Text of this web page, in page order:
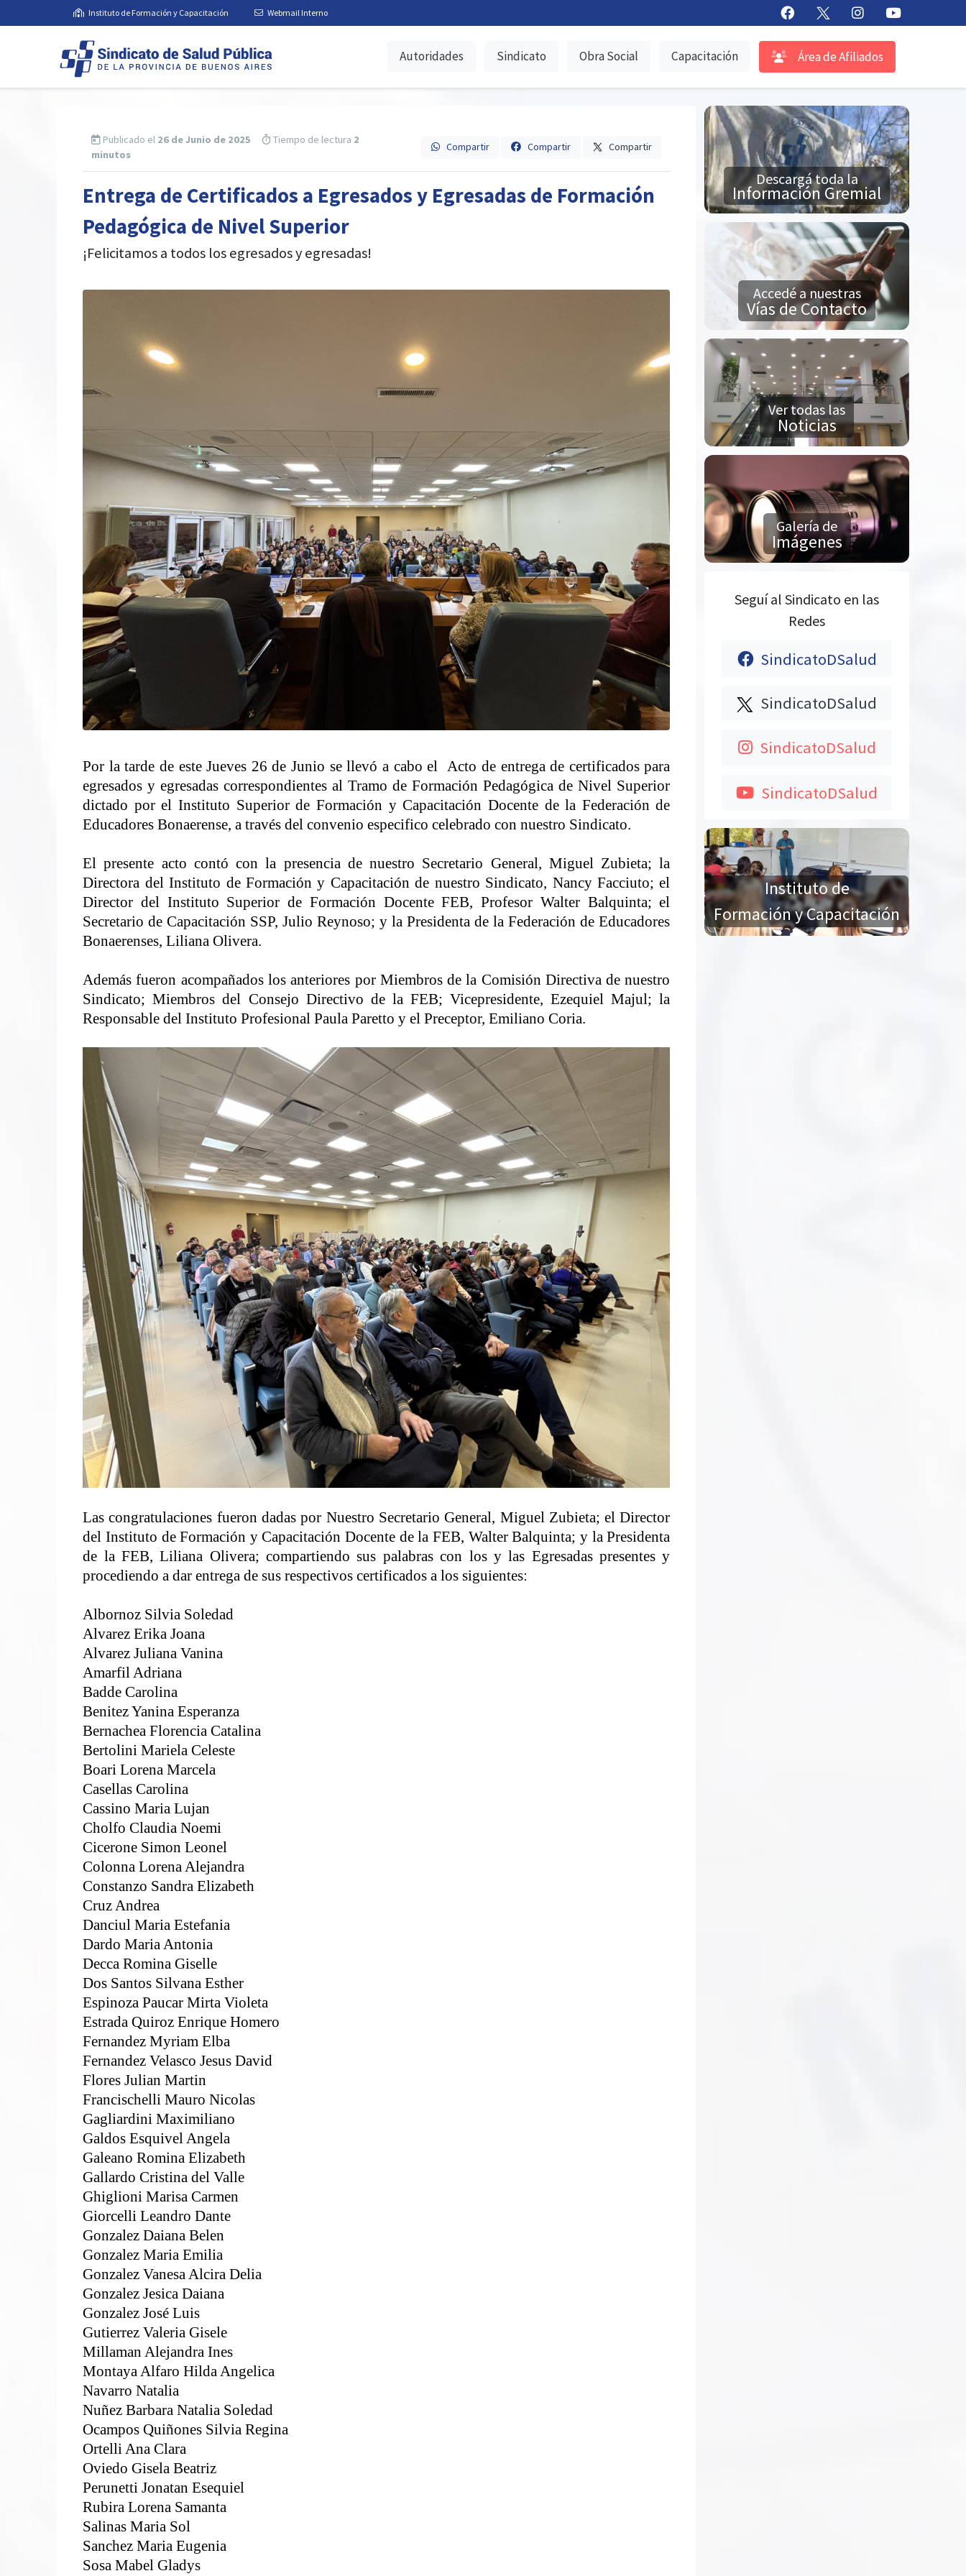
Instituto de Formación y Capacitación Webmail Interno
Autoridades Sindicato Obra Social Capacitación Área de Afiliados
Publicado el 26 de Junio de 2025 Tiempo de lectura 2
minutos
Compartir Compartir Compartir
Entrega de Certificados a Egresados y Egresadas de Formación
Pedagógica de Nivel Superior
¡Felicitamos a todos los egresados y egresadas!
Por la tarde de este Jueves 26 de Junio se llevó a cabo el Acto de entrega de certificados para
egresados y egresadas correspondientes al Tramo de Formación Pedagógica de Nivel Superior
dictado por el Instituto Superior de Formación y Capacitación Docente de la Federación de
Educadores Bonaerense, a través del convenio especifico celebrado con nuestro Sindicato.
El presente acto contó con la presencia de nuestro Secretario General, Miguel Zubieta; la
Directora del Instituto de Formación y Capacitación de nuestro Sindicato, Nancy Facciuto; el
Director del Instituto Superior de Formación Docente FEB, Profesor Walter Balquinta; el
Secretario de Capacitación SSP, Julio Reynoso; y la Presidenta de la Federación de Educadores
Bonaerenses, Liliana Olivera.
Además fueron acompañados los anteriores por Miembros de la Comisión Directiva de nuestro
Sindicato; Miembros del Consejo Directivo de la FEB; Vicepresidente, Ezequiel Majul; la
Responsable del Instituto Profesional Paula Paretto y el Preceptor, Emiliano Coria.
Las congratulaciones fueron dadas por Nuestro Secretario General, Miguel Zubieta; el Director
del Instituto de Formación y Capacitación Docente de la FEB, Walter Balquinta; y la Presidenta
de la FEB, Liliana Olivera; compartiendo sus palabras con los y las Egresadas presentes y
procediendo a dar entrega de sus respectivos certificados a los siguientes:
Albornoz Silvia Soledad
Alvarez Erika Joana
Alvarez Juliana Vanina
Amarfil Adriana
Badde Carolina
Benitez Yanina Esperanza
Bernachea Florencia Catalina
Bertolini Mariela Celeste
Boari Lorena Marcela
Casellas Carolina
Cassino Maria Lujan
Cholfo Claudia Noemi
Cicerone Simon Leonel
Colonna Lorena Alejandra
Constanzo Sandra Elizabeth
Cruz Andrea
Danciul Maria Estefania
Dardo Maria Antonia
Decca Romina Giselle
Dos Santos Silvana Esther
Espinoza Paucar Mirta Violeta
Estrada Quiroz Enrique Homero
Fernandez Myriam Elba
Fernandez Velasco Jesus David
Flores Julian Martin
Francischelli Mauro Nicolas
Gagliardini Maximiliano
Galdos Esquivel Angela
Galeano Romina Elizabeth
Gallardo Cristina del Valle
Ghiglioni Marisa Carmen
Giorcelli Leandro Dante
Gonzalez Daiana Belen
Gonzalez Maria Emilia
Gonzalez Vanesa Alcira Delia
Gonzalez Jesica Daiana
Gonzalez José Luis
Gutierrez Valeria Gisele
Millaman Alejandra Ines
Montaya Alfaro Hilda Angelica
Navarro Natalia
Nuñez Barbara Natalia Soledad
Ocampos Quiñones Silvia Regina
Ortelli Ana Clara
Oviedo Gisela Beatriz
Perunetti Jonatan Esequiel
Rubira Lorena Samanta
Salinas Maria Sol
Sanchez Maria Eugenia
Sosa Mabel Gladys
Descargá toda la
Información Gremial
Accedé a nuestras
Vías de Contacto
Ver todas las
Noticias
Galería de
Imágenes
Seguí al Sindicato en las
Redes
SindicatoDSalud
SindicatoDSalud
SindicatoDSalud
SindicatoDSalud
Instituto de
Formación y Capacitación